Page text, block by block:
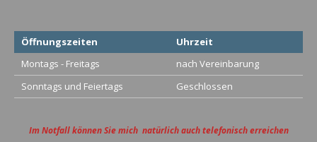
Öffnungszeiten
Uhrzeit
Montags - Freitags
nach Vereinbarung
Sonntags und Feiertags
Geschlossen
Im Notfall können Sie mich natürlich auch telefonisch erreichen